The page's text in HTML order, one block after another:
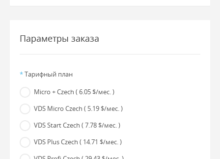
Параметры заказа
*Тарифный план
Micro + Czech ( 6.05 $/мес. )
VDS Micro Czech ( 5.19 $/мес. )
VDS Start Czech ( 7.78 $/мес. )
VDS Plus Czech ( 14.71 $/мес. )